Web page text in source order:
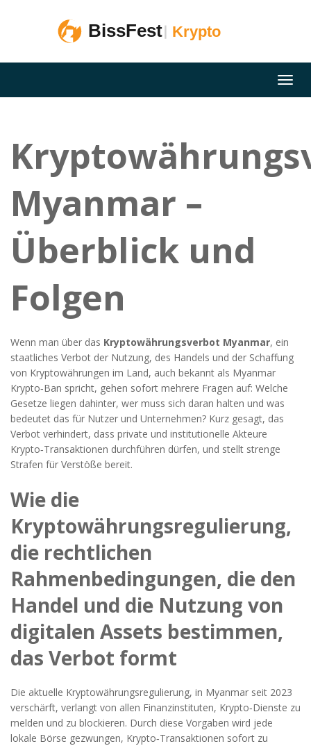
Myanmar –
Überblick und
Folgen
Wenn man über das Kryptowährungsverbot Myanmar, ein
staatliches Verbot der Nutzung, des Handels und der Schaffung
von Kryptowährungen im Land, auch bekannt als Myanmar
Krypto‑Ban spricht, gehen sofort mehrere Fragen auf: Welche
Gesetze liegen dahinter, wer muss sich daran halten und was
bedeutet das für Nutzer und Unternehmen? Kurz gesagt, das
Verbot verhindert, dass private und institutionelle Akteure
Krypto‑Transaktionen durchführen dürfen, und stellt strenge
Strafen für Verstöße bereit.
Wie die
Kryptowährungsregulierung,
die rechtlichen
Rahmenbedingungen, die den
Handel und die Nutzung von
digitalen Assets bestimmen,
das Verbot formt
Die aktuelle Kryptowährungsregulierung, in Myanmar seit 2023
verschärft, verlangt von allen Finanzinstituten, Krypto‑Dienste zu
melden und zu blockieren. Durch diese Vorgaben wird jede
lokale Börse gezwungen, Krypto‑Transaktionen sofort zu